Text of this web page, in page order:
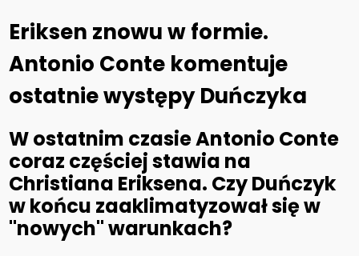
Eriksen znowu w formie.
Antonio Conte komentuje
ostatnie występy Duńczyka
W ostatnim czasie Antonio Conte
coraz częściej stawia na
Christiana Eriksena. Czy Duńczyk
w końcu zaaklimatyzował się w
"nowych" warunkach?